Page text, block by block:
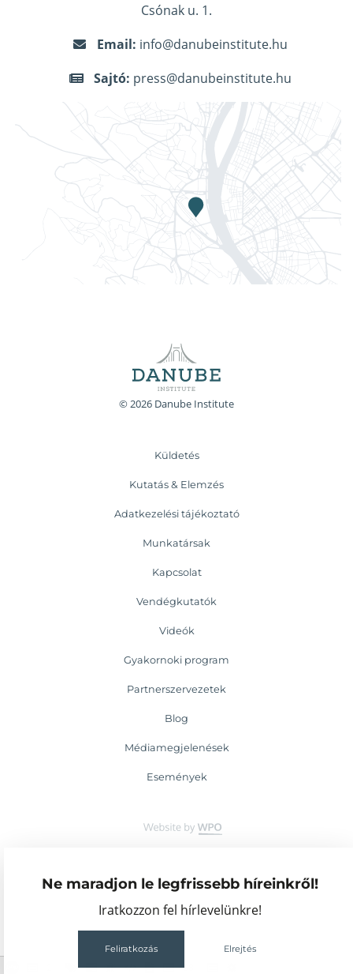
Ne maradjon le legfrissebb híreinkről!
Iratkozzon fel hírlevelünkre!
Feliratkozás Elrejtés
Csónak u. 1.
Email: info@danubeinstitute.hu
Sajtó: press@danubeinstitute.hu
© 2026 Danube Institute
Küldetés
Kutatás & Elemzés
Adatkezelési tájékoztató
Munkatársak
Kapcsolat
Vendégkutatók
Videók
Gyakornoki program
Partnerszervezetek
Blog
Médiamegjelenések
Események
68